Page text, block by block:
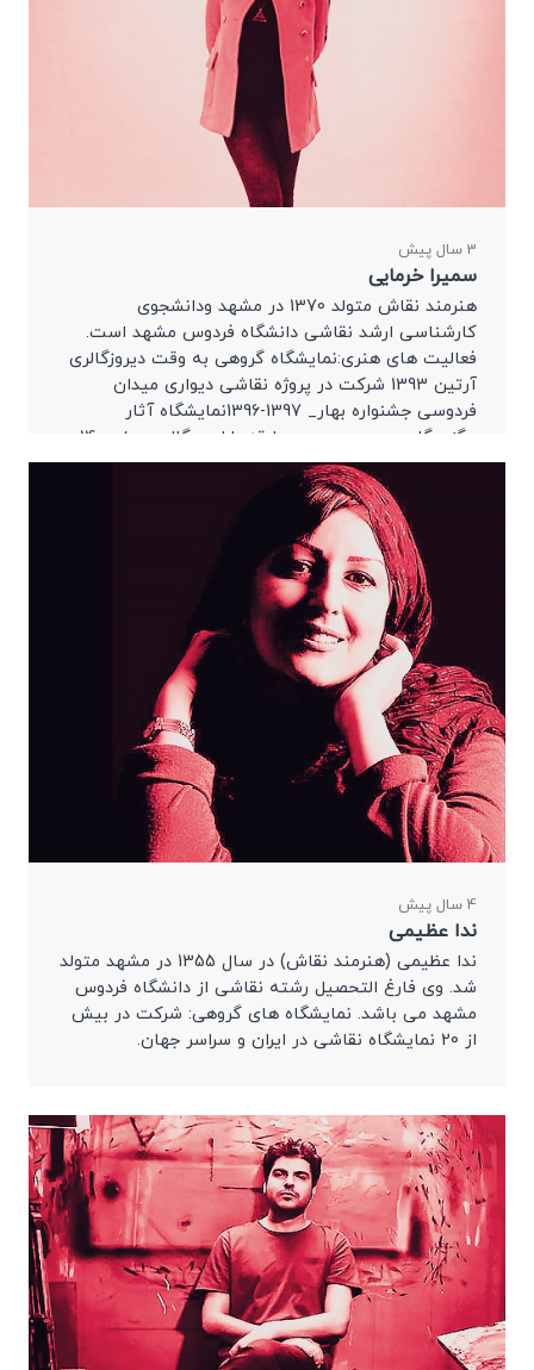
3 سال پیش
سمیرا خرمایی
هنرمند نقاش متولد 1370 در مشهد ودانشجوی
کارشناسی ارشد نقاشی دانشگاه فردوس مشهد است.
فعالیت های هنری:نمایشگاه گروهی به وقت دیروزگالری
آرتین 1393 شرکت در پروژه نقاشی دیواری میدان
فردوسی جشنواره بهار_ 1397-1396نمایشگاه آثار
برگزیدگان سومین دوره مسابقه طراحی گالری روند1400
برگزیده سومین دوره مسابقه طراحی گالری روند_1400
نمایشگاه گروهی […]
4 سال پیش
ندا عظیمی
ندا عظیمی (هنرمند نقاش) در سال 1355 در مشهد متولد
شد. وی فارغ التحصیل رشته نقاشی از دانشگاه فردوس
مشهد می باشد. نمایشگاه های گروهی: شرکت در بیش
از 20 نمایشگاه نقاشی در ایران و سراسر جهان.